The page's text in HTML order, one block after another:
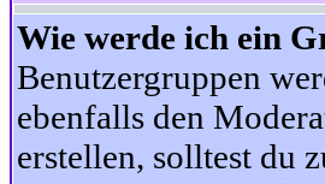
Wie werde ich ein
Benutzergruppen
ebenfalls den
erstellen, solltest du